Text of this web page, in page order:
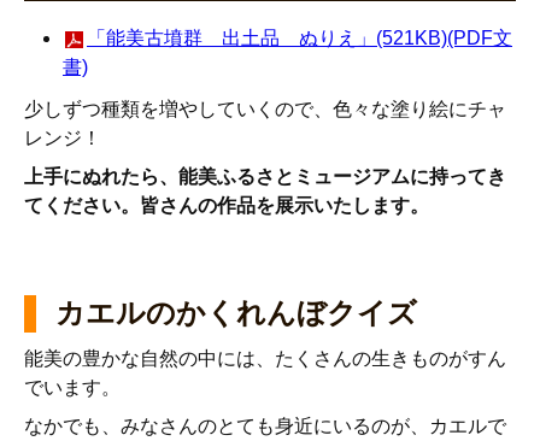
「能美古墳群 出土品 ぬりえ」(521KB)(PDF文
書)
少しずつ種類を増やしていくので、色々な塗り絵にチャ
レンジ！
上手にぬれたら、能美ふるさとミュージアムに持ってき
てください。皆さんの作品を展示いたします。
カエルのかくれんぼクイズ
能美の豊かな自然の中には、たくさんの生きものがすん
でいます。
なかでも、みなさんのとても身近にいるのが、カエルで